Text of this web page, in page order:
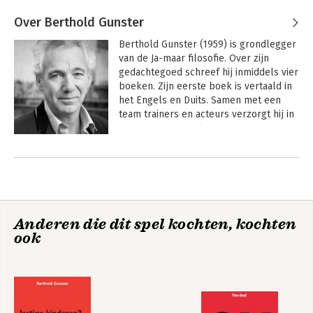
Over Berthold Gunster
Berthold Gunster (1959) is grondlegger
van de Ja-maar filosofie. Over zijn
gedachtegoed schreef hij inmiddels vier
boeken. Zijn eerste boek is vertaald in
het Engels en Duits. Samen met een
team trainers en acteurs verzorgt hij in
hebben meer dan 400.000 mensen
Andere boeken door Berthold
Anderen die dit spel kochten, kochten
ook